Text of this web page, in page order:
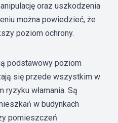
oraz uszkodzenia
można powiedzieć, że
poziom ochrony.
podstawowy poziom
się przede wszystkim w
ryzyku włamania. Są
w budynkach
pomieszczeń